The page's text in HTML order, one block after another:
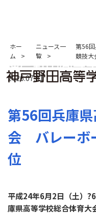
ホー
ム
>
ニュース一
覧
>
第56
競技
2026.07.31
第56回兵庫
会 バレーボ
位
平成24年6月2日（土）
庫県高等学校総合体育